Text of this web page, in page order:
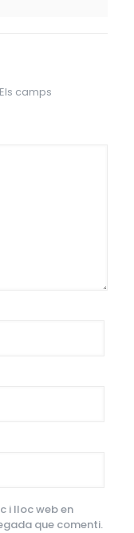
Els camps
i lloc web en
que comenti.